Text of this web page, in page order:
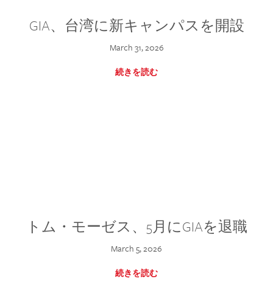
GIA、台湾に新キャンパスを開設
March 31, 2026
続きを読む
トム・モーゼス、5月にGIAを退職
March 5, 2026
続きを読む